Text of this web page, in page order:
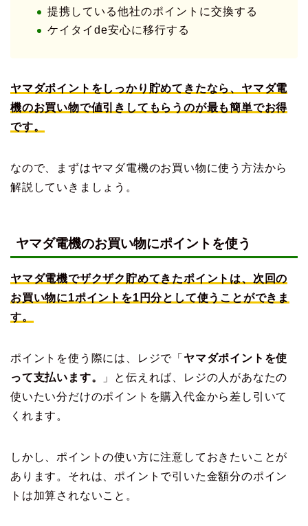
提携している他社のポイントに交換する
ケイタイde安心に移行する
ヤマダポイントをしっかり貯めてきたなら、ヤマダ電
機のお買い物で値引きしてもらうのが最も簡単でお得
です。
なので、まずはヤマダ電機のお買い物に使う方法から
解説していきましょう。
ヤマダ電機のお買い物にポイントを使う
ヤマダ電機でザクザク貯めてきたポイントは、次回の
お買い物に1ポイントを1円分として使うことができま
す。
ポイントを使う際には、レジで「 ヤマダポイントを使
って支払います。
」と伝えれば、レジの人があなたの
使いたい分だけのポイントを購入代金から差し引いて
くれます。
しかし、ポイントの使い方に注意しておきたいことが
あります。それは、ポイントで引いた金額分のポイン
トは加算されないこと。